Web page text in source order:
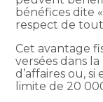
bénéfices dite
respect de
Cet avantage
versées dans
d’affaires ou,
limite de 20